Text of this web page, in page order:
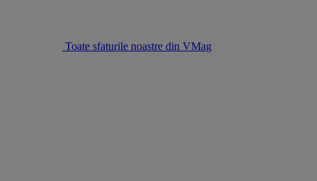
Toate sfaturile noastre din VMag